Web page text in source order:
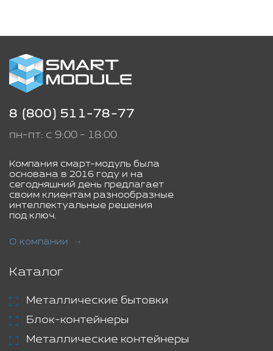
8 (800) 511-78-77
пн-пт: с 9:00 - 18:00
Компания смарт-модуль была
основана в 2016 году и на
сегодняшний день предлагает
своим клиентам разнообразные
интеллектуальные решения
под ключ.
О компании
Каталог
Металлические бытовки
Блок-контейнеры
Металлические контейнеры